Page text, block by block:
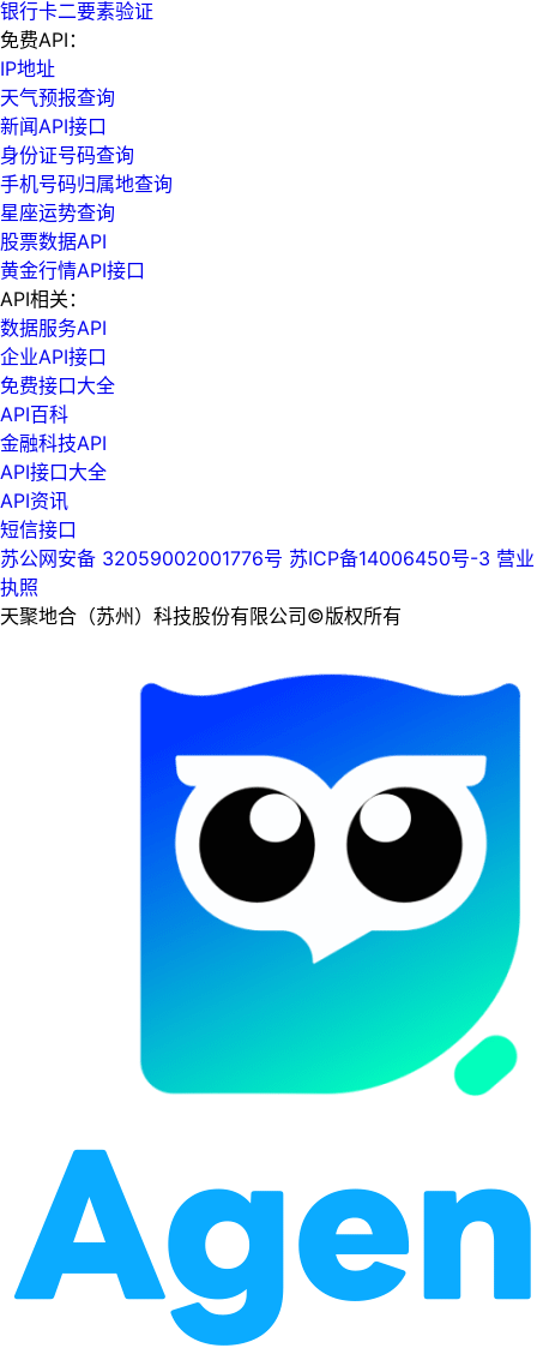
银行卡二要素验证
免费API：
IP地址
天气预报查询
新闻API接口
身份证号码查询
手机号码归属地查询
星座运势查询
股票数据API
黄金行情API接口
API相关：
数据服务API
企业API接口
免费接口大全
API百科
金融科技API
API接口大全
API资讯
短信接口
苏公网安备 32059002001776号 苏ICP备14006450号-3 营业
执照
天聚地合（苏州）科技股份有限公司©版权所有